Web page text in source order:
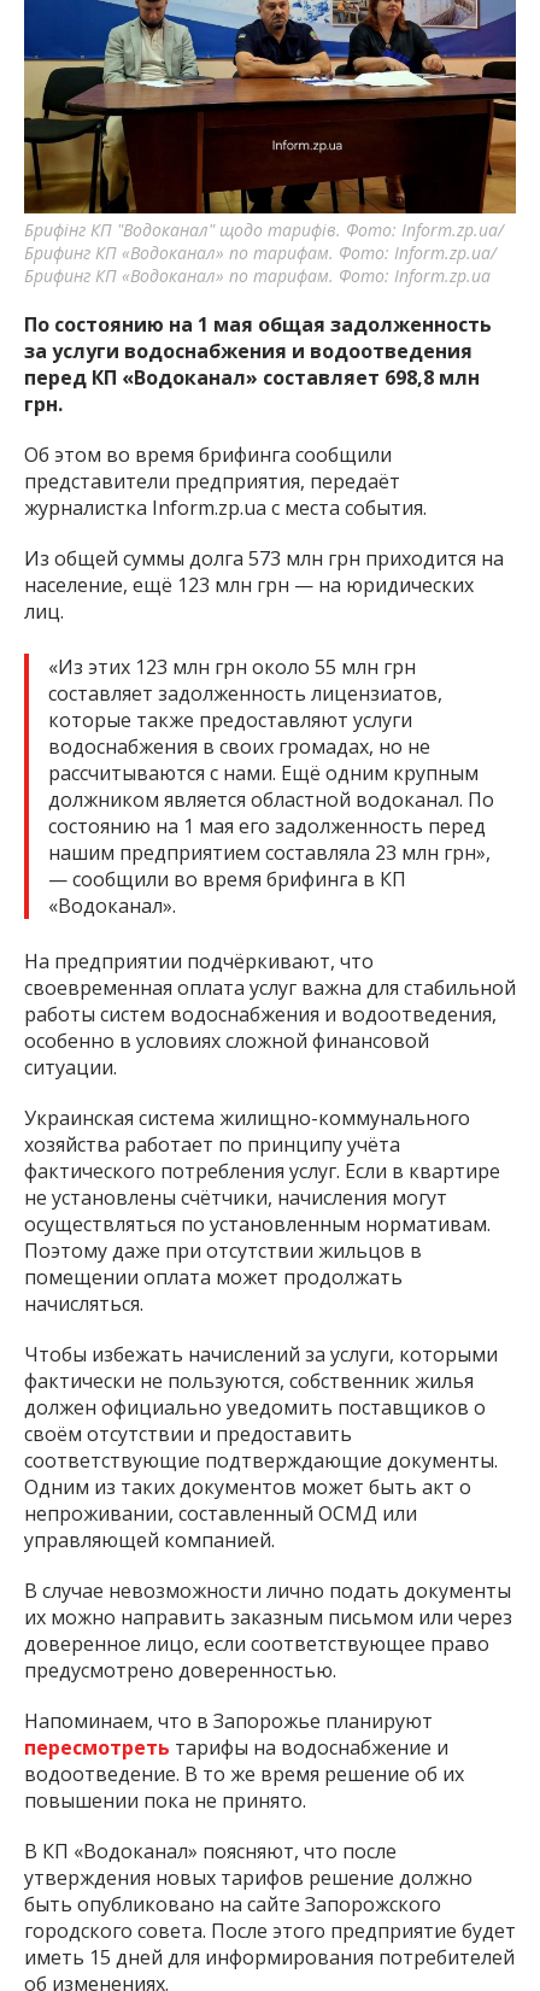
важную информацию о событиях
города Запорожья и области.
Брифінг КП "Водоканал" щодо тарифів. Фото: Inform.zp.ua/
Брифинг КП «Водоканал» по тарифам. Фото: Inform.zp.ua/
Брифинг КП «Водоканал» по тарифам. Фото: Inform.zp.ua
По состоянию на 1 мая общая задолженность
за услуги водоснабжения и водоотведения
перед КП «Водоканал» составляет 698,8 млн
грн.
Об этом во время брифинга сообщили
представители предприятия, передаёт
журналистка Inform.zp.ua с места события.
Из общей суммы долга 573 млн грн приходится на
население, ещё 123 млн грн — на юридических
лиц.
«Из этих 123 млн грн около 55 млн грн
составляет задолженность лицензиатов,
которые также предоставляют услуги
водоснабжения в своих громадах, но не
рассчитываются с нами. Ещё одним крупным
должником является областной водоканал. По
состоянию на 1 мая его задолженность перед
нашим предприятием составляла 23 млн грн»,
— сообщили во время брифинга в КП
«Водоканал».
На предприятии подчёркивают, что
своевременная оплата услуг важна для стабильной
работы систем водоснабжения и водоотведения,
особенно в условиях сложной финансовой
ситуации.
Украинская система жилищно-коммунального
хозяйства работает по принципу учёта
фактического потребления услуг. Если в квартире
не установлены счётчики, начисления могут
осуществляться по установленным нормативам.
Поэтому даже при отсутствии жильцов в
помещении оплата может продолжать
начисляться.
Чтобы избежать начислений за услуги, которыми
фактически не пользуются, собственник жилья
должен официально уведомить поставщиков о
своём отсутствии и предоставить
соответствующие подтверждающие документы.
Одним из таких документов может быть акт о
непроживании, составленный ОСМД или
управляющей компанией.
В случае невозможности лично подать документы
их можно направить заказным письмом или через
доверенное лицо, если соответствующее право
предусмотрено доверенностью.
Напоминаем, что в Запорожье планируют
пересмотреть тарифы на водоснабжение и
водоотведение. В то же время решение об их
повышении пока не принято.
В КП «Водоканал» поясняют, что после
утверждения новых тарифов решение должно
быть опубликовано на сайте Запорожского
городского совета. После этого предприятие будет
иметь 15 дней для информирования потребителей
об изменениях.